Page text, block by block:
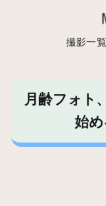
撮影一覧
月齢フォト
始